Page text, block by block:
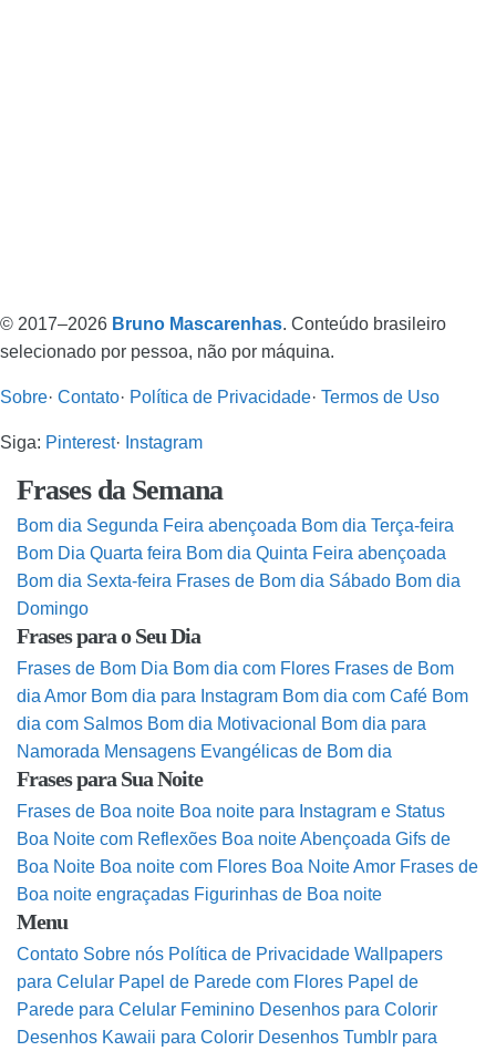
© 2017–2026 Bruno Mascarenhas. Conteúdo brasileiro
selecionado por pessoa, não por máquina.
Sobre· Contato· Política de Privacidade· Termos de Uso
Siga: Pinterest· Instagram
Frases da Semana
Bom dia Segunda Feira abençoada Bom dia Terça-feira
Bom Dia Quarta feira Bom dia Quinta Feira abençoada
Bom dia Sexta-feira Frases de Bom dia Sábado Bom dia
Domingo
Frases para o Seu Dia
Frases de Bom Dia Bom dia com Flores Frases de Bom
dia Amor Bom dia para Instagram Bom dia com Café Bom
dia com Salmos Bom dia Motivacional
Bom dia para
Namorada Mensagens Evangélicas de Bom dia
Frases para Sua Noite
Frases de Boa noite Boa noite para Instagram e Status
Boa Noite com Reflexões Boa noite Abençoada Gifs de
Boa Noite Boa noite com Flores Boa Noite Amor Frases de
Boa noite engraçadas Figurinhas de Boa noite
Menu
Contato Sobre nós Política de Privacidade Wallpapers
para Celular Papel de Parede com Flores Papel de
Parede para Celular Feminino Desenhos para Colorir
Desenhos Kawaii para Colorir Desenhos Tumblr para